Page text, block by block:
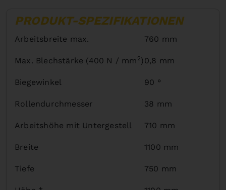
PRODUKT-SPEZIFIKATIONEN
Arbeitsbreite max. 760 mm
Max. Blechstärke (400 N / mm 2)0,8 mm
Biegewinkel 90 °
Rollendurchmesser 38 mm
Arbeitshöhe mit Untergestell 710 mm
Breite 1100 mm
Tiefe 750 mm